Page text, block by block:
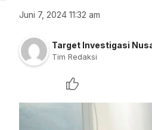
Juni 7, 2024 11:32 am
Target Investigasi
Tim Redaksi